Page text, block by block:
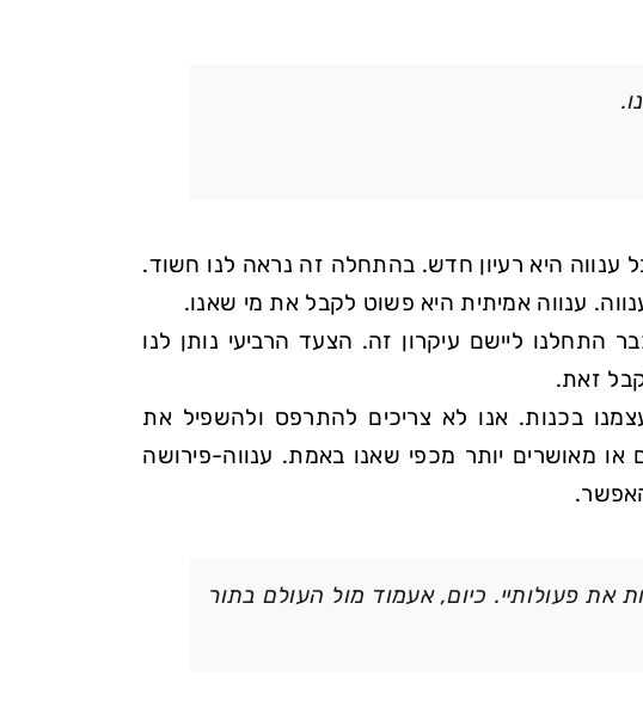
ענווה היא רעיון חדש. בהתחלה זה נראה לנו חשוד.
ענווה אמיתית היא פשוט לקבל את מי שאנו.
התחלנו ליישם עיקרון זה. הצעד הרביעי נותן לנו
זאת.
בכנות. אנו לא צריכים להתרפס ולהשפיל את
או מאושרים יותר מכפי שאנו באמת. ענווה-פירושה
פעולותיי. כיום, אעמוד מול העולם בתור